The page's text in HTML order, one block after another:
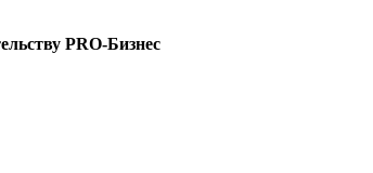
PRO-Бизнес